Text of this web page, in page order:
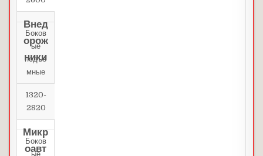
Внед
орож
ники
Боков
ые
подъе
мные
1320-
2820
Микр
оавт
Боков
ые